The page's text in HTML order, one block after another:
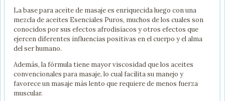
La base para aceite de masaje es enriquecida luego con una
mezcla de aceites Esenciales Puros, muchos de los cuales son
conocidos por sus efectos afrodisíacos y otros efectos que
ejercen diferentes influencias positivas en el cuerpo y el alma
del ser humano.
Además, la fórmula tiene mayor viscosidad que los aceites
convencionales para masaje, lo cual facilita su manejo y
favorece un masaje más lento que requiere de menos fuerza
muscular.